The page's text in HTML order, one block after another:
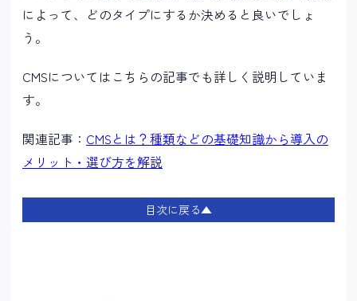
によって、どのタイプにするか決めると良いでしょ
う。
CMSについてはこちらの記事でも詳しく説明していま
す。
関連記事： CMSとは？種類などの基礎知識から導入の
メリット・選び方を解説
目次に戻る▲